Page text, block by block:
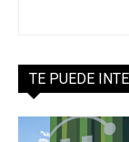
TE PUEDE